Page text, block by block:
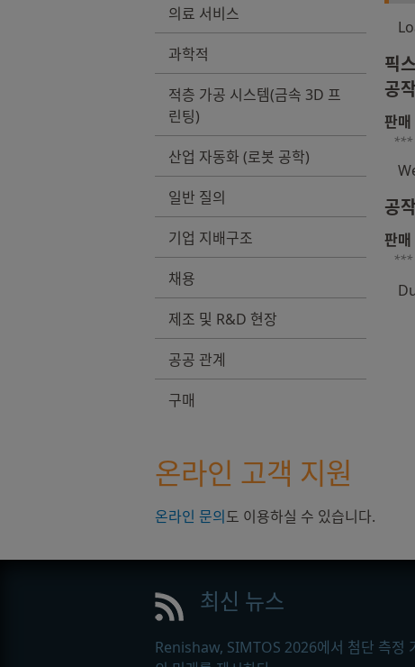
의료 서비스
과학적
적층 가공 시스템(금속 3D 프
린팅)
산업 자동화 (로봇 공학)
일반 질의
기업 지배구조
채용
제조 및 R&D 현장
공공 관계
구매
픽
공
판매
***
공
판매
***
온라인 고객 지원
온라인 문의도 이용하실 수 있습니다.
최신 뉴스
Renishaw, SIMTOS 2026에서 첨단 측정